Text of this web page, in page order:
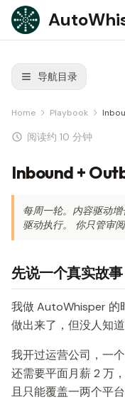
Skip to content
导航目录
Home Playbook
阅读约 10 分钟
Inbound +
每周一轮。内容驱动
驱动执行。 你只管审
先说一个真实故事
我做 AutoWhisper 的
做出来了，但没人知道
我开过运营公司，一
还需要平面月薪 2 万
且只能覆盖一两个平